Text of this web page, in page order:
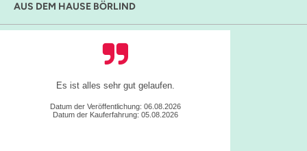
AUS DEM HAUSE BÖRLIND
Einfache Handhabung gute Übersicht, tolle
Julia B., Eschbronn